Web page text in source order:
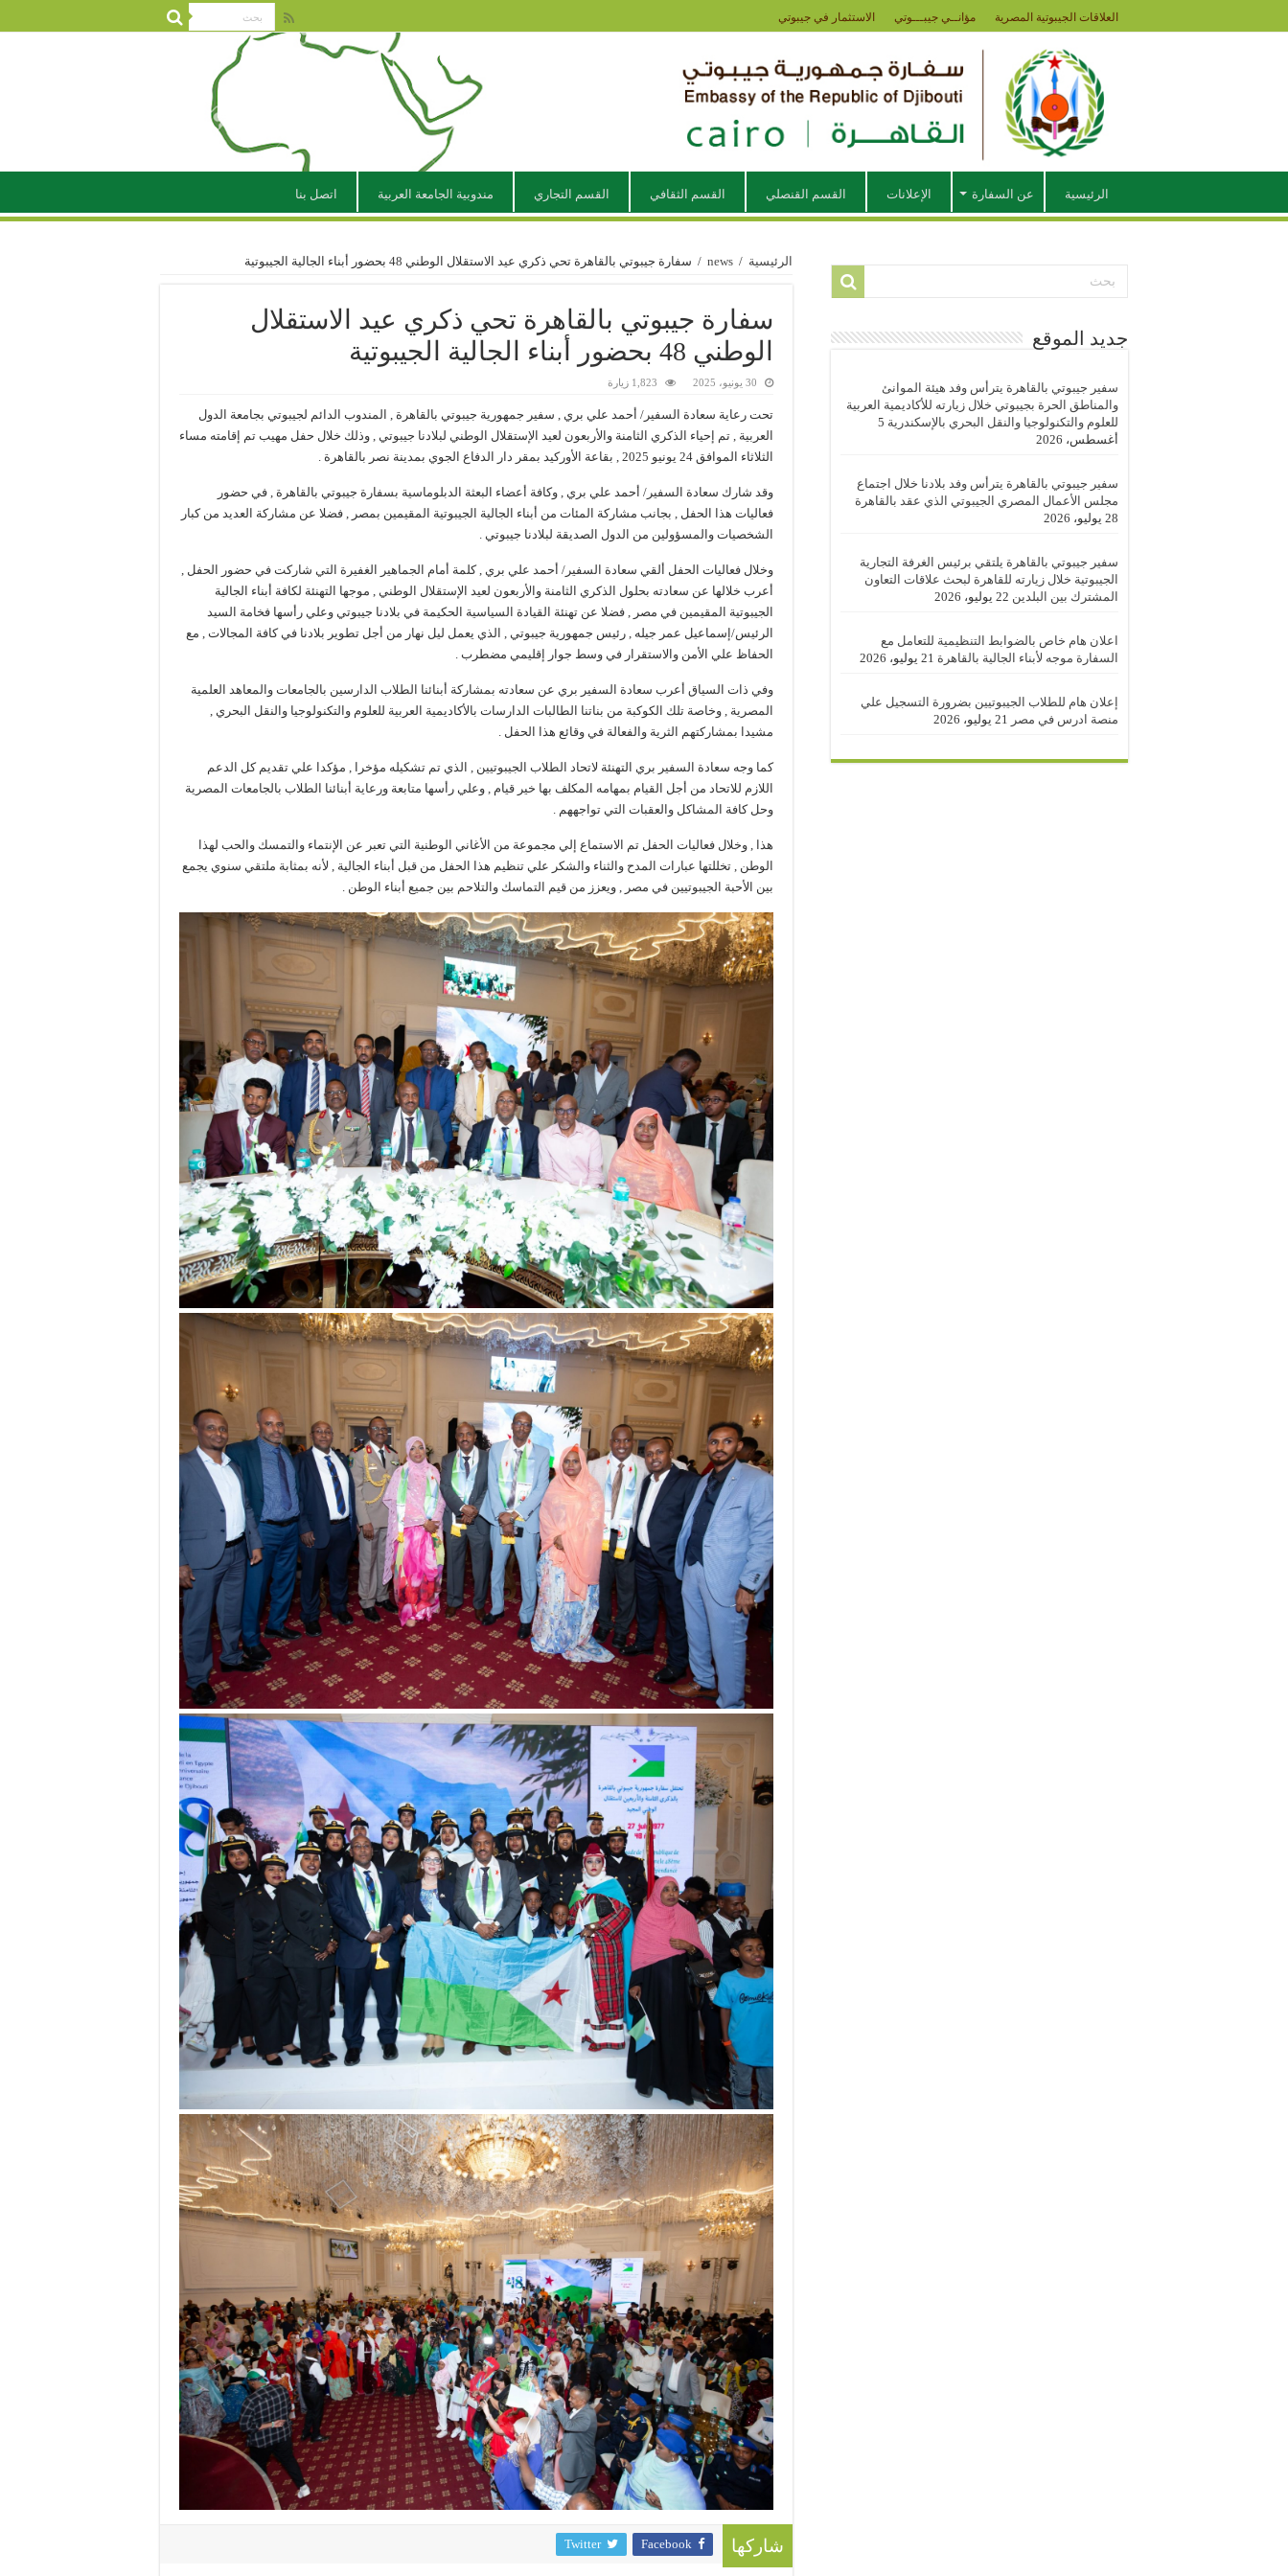
العلاقات الجيبوتية المصرية مؤانــي جيبـــوتي الاستثمار في جيبوتي
الرئيسية عن السفارة الإعلانات القسم القنصلي القسم الثقافي القسم التجاري مندوبية الجامعة العربية اتصل بنا
الرئيسية /
news
/ سفارة جيبوتي بالقاهرة تحي ذكري عيد الاستقلال الوطني 48 بحضور أبناء الجالية الجيبوتية
سفارة جيبوتي بالقاهرة تحي ذكري عيد الاستقلال
الوطني 48 بحضور أبناء الجالية الجيبوتية
30 يونيو، 2025 1,823 زيارة
تحت رعاية سعادة السفير/ أحمد علي بري , سفير جمهورية جيبوتي بالقاهرة , المندوب الدائم لجيبوتي بجامعة الدول
العربية , تم إحياء الذكري الثامنة والأربعون لعيد الإستقلال الوطني لبلادنا جيبوتي , وذلك خلال حفل مهيب تم إقامته مساء
الثلاثاء الموافق 24 يونيو 2025 , بقاعة الأوركيد بمقر دار الدفاع الجوي بمدينة نصر بالقاهرة .
وقد شارك سعادة السفير/ أحمد علي بري , وكافة أعضاء البعثة الدبلوماسية بسفارة جيبوتي بالقاهرة , في حضور
فعاليات هذا الحفل , بجانب مشاركة المئات من أبناء الجالية الجيبوتية المقيمين بمصر , فضلا عن مشاركة العديد من كبار
الشخصيات والمسؤولين من الدول الصديقة لبلادنا جيبوتي .
وخلال فعاليات الحفل ألقي سعادة السفير/ أحمد علي بري , كلمة أمام الجماهير الغفيرة التي شاركت في حضور الحفل ,
أعرب خلالها عن سعادته بحلول الذكري الثامنة والأربعون لعيد الإستقلال الوطني , موجها التهنئة لكافة أبناء الجالية
الجيبوتية المقيمين في مصر , فضلا عن تهنئة القيادة السياسية الحكيمة في بلادنا جيبوتي وعلي رأسها فخامة السيد
الرئيس/إسماعيل عمر جيله , رئيس جمهورية جيبوتي , الذي يعمل ليل نهار من أجل تطوير بلادنا في كافة المجالات , مع
الحفاظ علي الأمن والاستقرار في وسط جوار إقليمي مضطرب .
وفي ذات السياق أعرب سعادة السفير بري عن سعادته بمشاركة أبنائنا الطلاب الدارسين بالجامعات والمعاهد العلمية
المصرية , وخاصة تلك الكوكبة من بناتنا الطالبات الدارسات بالأكاديمية العربية للعلوم والتكنولوجيا والنقل البحري ,
مشيدا بمشاركتهم الثرية والفعالة في وقائع هذا الحفل .
كما وجه سعادة السفير بري التهنئة لاتحاد الطلاب الجيبوتيين , الذي تم تشكيله مؤخرا , مؤكدا علي تقديم كل الدعم
اللازم للاتحاد من أجل القيام بمهامه المكلف بها خير قيام , وعلي رأسها متابعة ورعاية أبنائنا الطلاب بالجامعات المصرية
وحل كافة المشاكل والعقبات التي تواجههم .
هذا , وخلال فعاليات الحفل تم الاستماع إلي مجموعة من الأغاني الوطنية التي تعبر عن الإنتماء والتمسك والحب لهذا
الوطن , تخللتها عبارات المدح والثناء والشكر علي تنظيم هذا الحفل من قبل أبناء الجالية , لأنه بمثابة ملتقي سنوي يجمع
بين الأحبة الجيبوتيين في مصر , ويعزز من قيم التماسك والتلاحم بين جميع أبناء الوطن .
شاركها Facebook
Twitter
جديد الموقع
سفير جيبوتي بالقاهرة يترأس وفد هيئة الموانئ
والمناطق الحرة بجيبوتي خلال زيارته للأكاديمية العربية
للعلوم والتكنولوجيا والنقل البحري بالإسكندرية 5
أغسطس، 2026
سفير جيبوتي بالقاهرة يترأس وفد بلادنا خلال اجتماع
مجلس الأعمال المصري الجيبوتي الذي عقد بالقاهرة
28 يوليو، 2026
سفير جيبوتي بالقاهرة يلتقي برئيس الغرفة التجارية
الجيبوتية خلال زيارته للقاهرة لبحث علاقات التعاون
المشترك بين البلدين 22 يوليو، 2026
اعلان هام خاص بالضوابط التنظيمية للتعامل مع
السفارة موجه لأبناء الجالية بالقاهرة 21 يوليو، 2026
إعلان هام للطلاب الجيبوتيين بضرورة التسجيل علي
منصة ادرس في مصر
21 يوليو، 2026